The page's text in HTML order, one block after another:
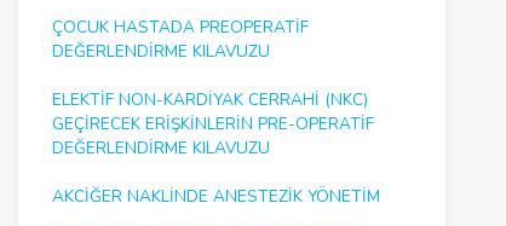
ÇOCUK HASTADA PREOPERATIF
DEĞERLENDIRME KILAVUZU
ELEKTIF NON-KARDIYAK CERRAHI (NKC)
GEÇIRECEK ERIŞKINLERIN PRE-OPERATIF
DEĞERLENDIRME KILAVUZU
AKCIĞER NAKLINDE ANESTEZIK YÖNETIM